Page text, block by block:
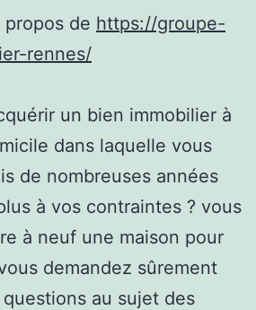
propos de https://groupe-
rennes/
un bien immobilier à
dans laquelle vous
de nombreuses années
à vos contraintes ? vous
à neuf une maison pour
demandez sûrement
au sujet des